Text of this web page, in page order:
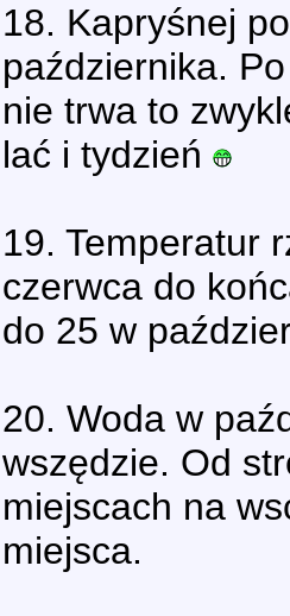
18. Kapryśnej
października.
nie trwa to
lać i tydzień
19. Temperatur
czerwca do
do 25 w
20. Woda w
wszędzie. Od
miejscach na
miejsca.